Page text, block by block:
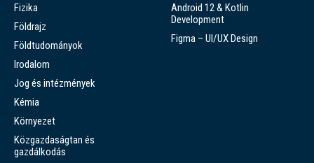
Fizika
Földrajz
Földtudományok
Irodalom
Jog és intézmények
Kémia
Környezet
Közgazdaságtan és
gazdálkodás
Android 12 & Kotlin
Development
Figma – UI/UX Design